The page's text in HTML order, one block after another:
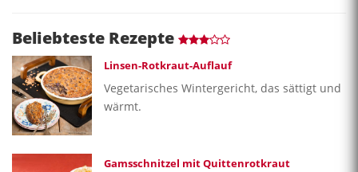
Beliebteste Rezepte
Linsen-Rotkraut-Auflauf
Vegetarisches Wintergericht, das sättigt und
wärmt.
Gamsschnitzel mit Quittenrotkraut